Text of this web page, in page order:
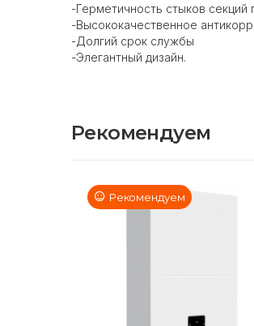
-Герметичность стыков
-Высококачественное
-Долгий срок службы
-Элегантный дизайн.
Рекомендуем
Рекомендуем